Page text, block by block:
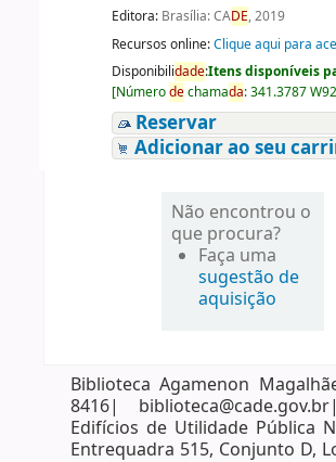
Editora: Brasília: CADE, 2019
Recursos online:Clique aqui para
Disponibilidade:Itens disponíveis
[Númerodechamada:341.3787
Reservar
Adicionar ao seu
Não encontrou o
que procura?
Faça uma
sugestão de
aquisição
Biblioteca Agamenon
8416|
Edifícios de Utilidade Pública
Entrequadra 515, Conjunto D,